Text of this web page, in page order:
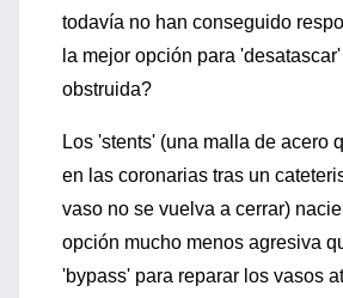
todavía no han conseguido
la mejor opción para
obstruida?
Los 'stents' (una malla de acero
en las coronarias tras un
vaso no se vuelva a cerrar)
opción mucho menos agresiva
'bypass' para reparar los vasos